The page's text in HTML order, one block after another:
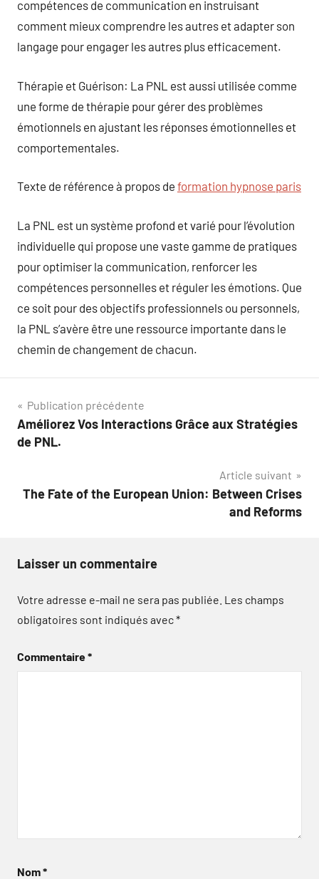
compétences de communication en instruisant
comment mieux comprendre les autres et adapter son
langage pour engager les autres plus efficacement.
Thérapie et Guérison: La PNL est aussi utilisée comme
une forme de thérapie pour gérer des problèmes
émotionnels en ajustant les réponses émotionnelles et
comportementales.
Texte de référence à propos de formation hypnose paris
La PNL est un système profond et varié pour l’évolution
individuelle qui propose une vaste gamme de pratiques
pour optimiser la communication, renforcer les
compétences personnelles et réguler les émotions. Que
ce soit pour des objectifs professionnels ou personnels,
la PNL s’avère être une ressource importante dans le
chemin de changement de chacun.
Navigation
de
Publication précédente
Améliorez Vos Interactions Grâce aux Stratégies
de PNL.
Article suivant
The Fate of the European Union: Between Crises
and Reforms
Laisser un commentaire
Votre adresse e-mail ne sera pas publiée. Les champs
obligatoires sont indiqués avec*
Commentaire*
Nom*